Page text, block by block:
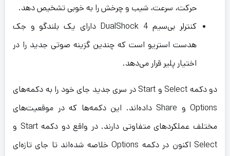
حرکت، سرعت، شیب و چرخش را به خوبی تشخیص دهد.
کنترلر بی‌سیم DualShock 4 دارای یک بلندگو و جک
هدست استریو است که چندین گزینه صوتی جدید را در
اختیار پلیر قرار می‌دهد.
دو دکمه Select و Start در سری جدید جای خود را به دکمه‌های
Options و Share داده‌اند. این دکمه‌ها که در موقعیت‌های
مختلف عملکردهای متفاوتی دارند. در واقع دو دکمه Start و
Select اکنون در دکمه Options خلاصه شده‌اند تا جای تازه‌ای